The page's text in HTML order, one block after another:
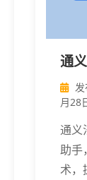
通
月28
通义
助手
术，